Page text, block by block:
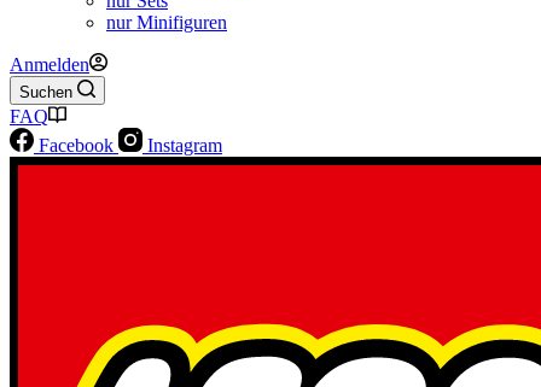
nur Minifiguren
Anmelden
Suchen
FAQ
Facebook
Instagram